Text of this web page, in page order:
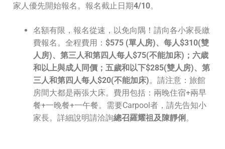
家人優先開始報名。報名截止日期4/10。
名額有限，報名從速，以免向隅！請向各小家長繳
費報名。全程費用： $575 (單人房)、每人$310(雙
人房)、第三人和第四人每人$75(不能加床)；六歳
和以上與成人同價；五歲和以下$285(雙人房)、第
三人和第四人每人$20(不能加床)。請注意：旅館
房間大都是兩張大床。費用包括：兩晚住宿+兩早
餐+一晚餐+一午餐。需要Carpool者，請先告知小
家長。詳細說明請洽詢總召羅耀祖及陳靜俐 。